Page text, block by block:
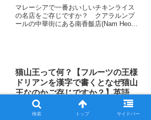
ンプールにあるチキンライスの名
店
マレーシアで一番おいしいチキンライス
の名店をご存じですか？ クアラルンプ
ールの中華街にある南香飯店(Nam Heong
猫山王って何？【フルーツの王様
ドリアンを漢字で書くとなぜ猫山
王なのかご存じですか？】英語で
学ぶシンガポール – 14
「猫山王」というフルーツをご存じでし
ょうか。その正体は個性的な匂いで有名
検索 トップ サイドバー